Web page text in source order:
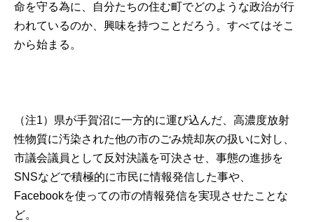
命を守る為に、自分たちの住む町でどのような政治が行
われているのか、興味を持つことだろう。すべてはそこ
から始まる。
（注1）県が手賀沼に一方的に運び込んだ、高濃度放射
性物質に汚染された他の市のごみ焼却灰の扱いに対し、
市議会議員として反対決議を可決させ、事態の進捗を
SNSなどで積極的に市民に情報発信した事や、
Facebookを使っての市の情報発信を実現させたことな
ど。